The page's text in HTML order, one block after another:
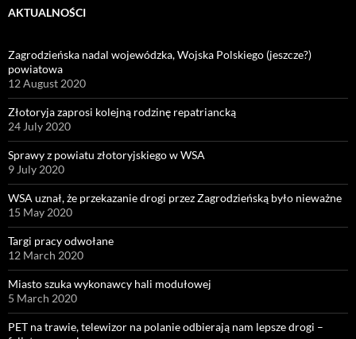
AKTUALNOŚCI
Zagrodzieńska nadal wojewódzka, Wojska Polskiego (jeszcze?)
powiatowa
12 August 2020
Złotoryja zaprosi kolejną rodzinę repatriancką
24 July 2020
Sprawy z powiatu złotoryjskiego w WSA
9 July 2020
WSA uznał, że przekazanie drogi przez Zagrodzieńską było nieważne
15 May 2020
Targi pracy odwołane
12 March 2020
Miasto szuka wykonawcy hali modułowej
5 March 2020
PET na trawie, telewizor na polanie odbierają nam lepsze drogi –